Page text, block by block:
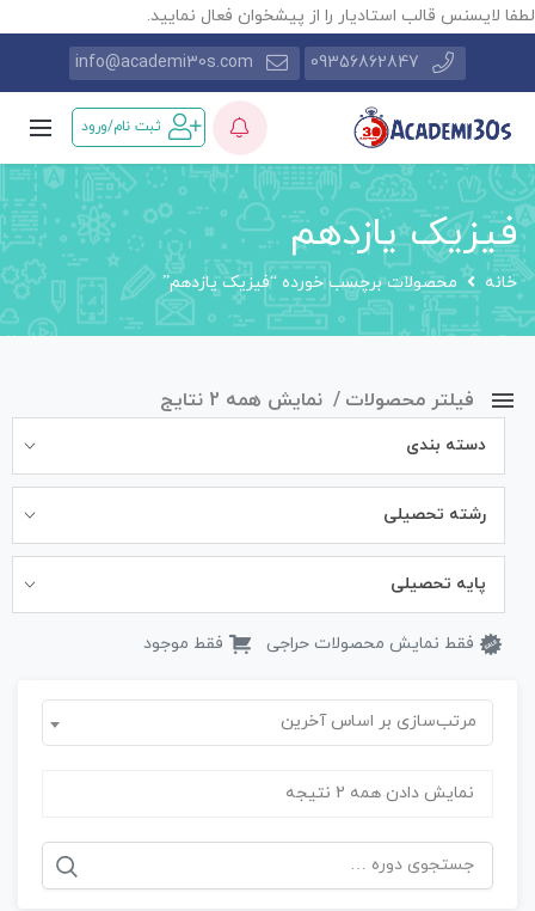
لطفا لایسنس قالب استادیار را از پیشخوان فعال نمایید.
09356862847
info@academi30s.com
ثبت نام/ورود
فیزیک یازدهم
خانه محصولات برچسب خورده “فیزیک یازدهم”
فیلتر محصولات نمایش همه 2 نتایج
دسته بندی
رشته تحصیلی
پایه تحصیلی
فقط نمایش محصولات حراجی فقط موجود
مرتب‌سازی بر اساس آخرین
نمایش دادن همه 2 نتیجه
جستجو
برای: